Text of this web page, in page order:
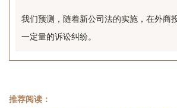
我们预测，随着新公司法的实施，在外商
一定量的诉讼纠纷。
推荐阅读：